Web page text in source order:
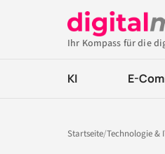
Ihr Kompass für die
KI E-
Startseite/Technologie &